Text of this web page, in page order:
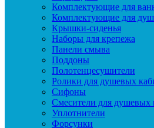
Комплектующие для
Комплектующие для
Крышки-сиденья
Наборы для крепежа
Панели смыва
Поддоны
Полотенцесушители
Ролики для душевых
Сифоны
Смесители для душевых
Уплотнители
Форсунки